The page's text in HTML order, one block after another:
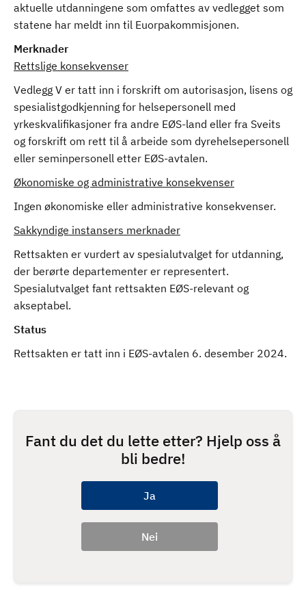
aktuelle utdanningene som omfattes av vedlegget som
statene har meldt inn til Euorpakommisjonen.
Merknader
Rettslige konsekvenser
Vedlegg V er tatt inn i forskrift om autorisasjon, lisens og
spesialistgodkjenning for helsepersonell med
yrkeskvalifikasjoner fra andre EØS-land eller fra Sveits
og forskrift om rett til å arbeide som dyrehelsepersonell
eller seminpersonell etter EØS-avtalen.
Økonomiske og administrative konsekvenser
Ingen økonomiske eller administrative konsekvenser.
Sakkyndige instansers merknader
Rettsakten er vurdert av spesialutvalget for utdanning,
der berørte departementer er representert.
Spesialutvalget fant rettsakten EØS-relevant og
akseptabel.
Status
Rettsakten er tatt inn i EØS-avtalen 6. desember 2024.
Fant du det du lette etter? Hjelp oss å
bli bedre!